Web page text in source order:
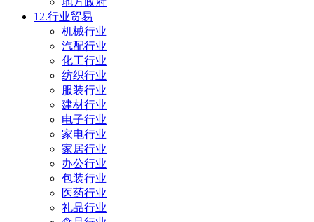
12.行业贸易
机械行业
汽配行业
化工行业
纺织行业
服装行业
建材行业
电子行业
家电行业
家居行业
办公行业
包装行业
医药行业
礼品行业